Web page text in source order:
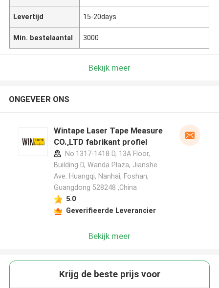
Levertijd 15-20days
Min. bestelaantal 3000
Bekijk meer
ONGEVEER ONS
Wintape Laser Tape Measure
CO.,LTD fabrikant profiel
No.1317-1418 D, 13A Floor,
Building D, Wanda Plaza, Jianshe
Ave. Huangqi, Nanhai, Foshan,
Guangdong 528248 ,China
5.0
Geverifieerde Leverancier
Bekijk meer
Krijg de beste prijs voor